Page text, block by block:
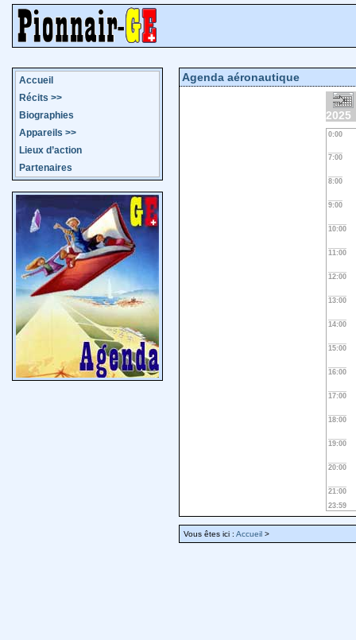
Accueil
Récits >>
Biographies
Appareils >>
Lieux d’action
Partenaires
Agenda aéronautique
2025
0:00
7:00
8:00
9:00
10:00
11:00
12:00
13:00
14:00
15:00
16:00
17:00
18:00
19:00
20:00
21:00
23:59
Vous êtes ici : Accueil >